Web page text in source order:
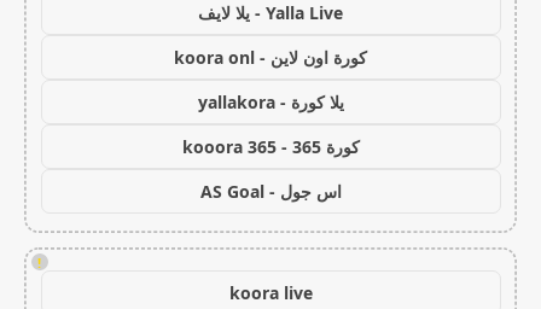
Yalla Live - يلا لايف
كورة اون لاين - koora onl
يلا كورة - yallakora
كورة 365 - kooora 365
اس جول - AS Goal
!
koora live